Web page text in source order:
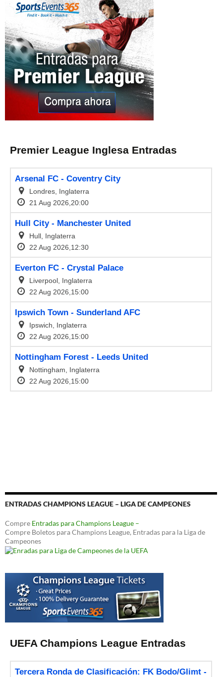
ENTRADAS CHAMPIONS LEAGUE – LIGA DE CAMPEONES
Compre Entradas para Champions League –
Compre Boletos para Champions League, Entradas para la Liga de
Campeones